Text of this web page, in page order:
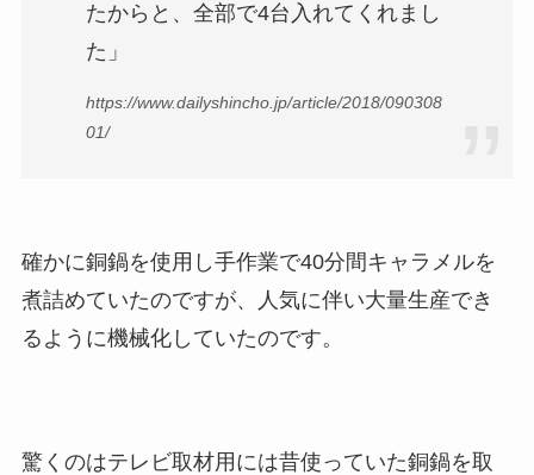
たからと、全部で4台入れてくれまし
た」
https://www.dailyshincho.jp/article/2018/090308
01/
確かに銅鍋を使用し手作業で40分間キャラメルを
煮詰めていたのですが、人気に伴い大量生産でき
るように機械化していたのです。
驚くのはテレビ取材用には昔使っていた銅鍋を取